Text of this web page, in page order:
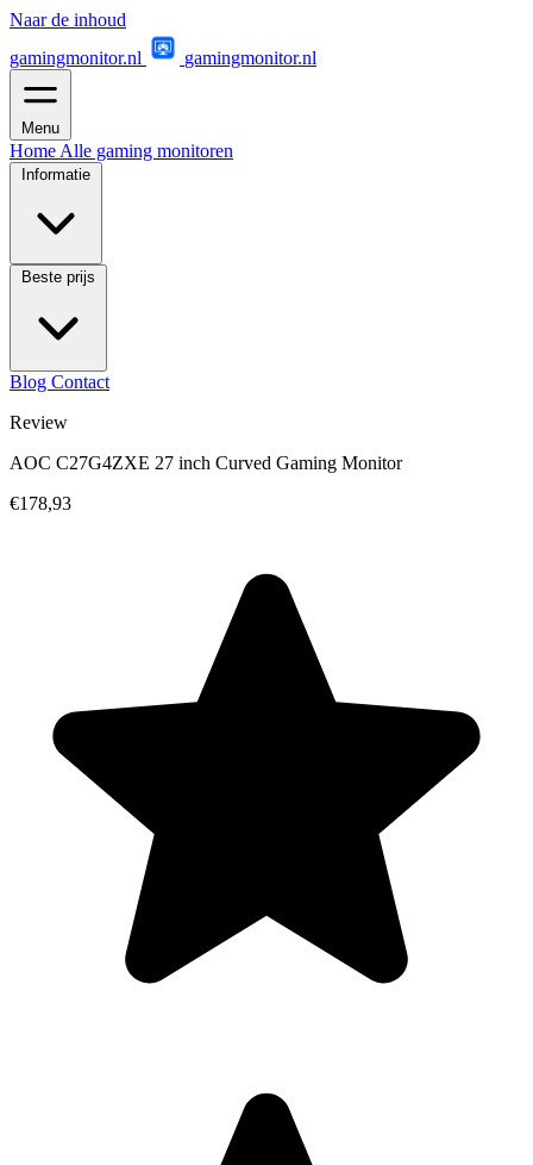
Naar de inhoud
gamingmonitor.nl
gamingmonitor.nl
Menu
Home Alle gaming monitoren
Informatie
Beste prijs
Blog Contact
Review
AOC C27G4ZXE 27 inch Curved Gaming Monitor
€178,93